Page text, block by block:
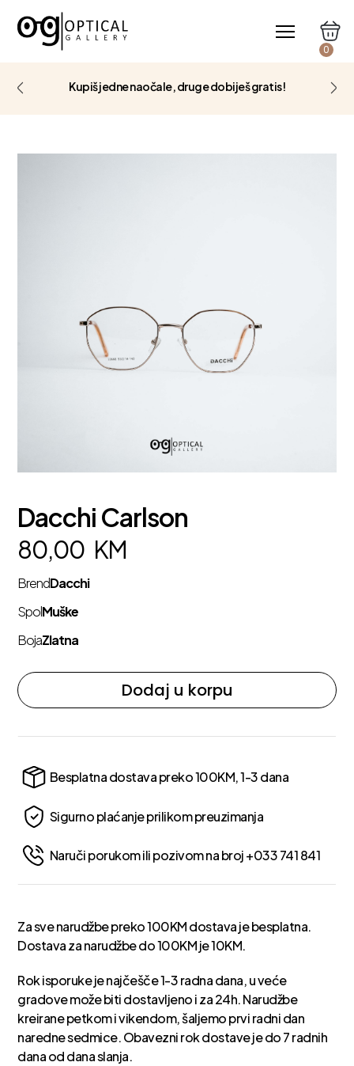
0
Kupiš jedne naočale, druge dobiješ gratis!
Dacchi Carlson
80,00 KM
BrendDacchi
SpolMuške
BojaZlatna
Dodaj u korpu
Besplatna dostava preko 100KM, 1-3 dana
Sigurno plaćanje prilikom preuzimanja
Naruči porukom ili pozivom na broj +033 741 841
Za sve narudžbe preko 100KM dostava je besplatna.
Dostava za narudžbe do 100KM je 10KM.
Rok isporuke je najčešče 1-3 radna dana, u veće
gradove može biti dostavljeno i za 24h. Narudžbe
kreirane petkom i vikendom, šaljemo prvi radni dan
naredne sedmice. Obavezni rok dostave je do 7 radnih
dana od dana slanja.